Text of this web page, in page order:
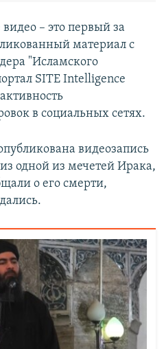
– это первый за
материал с
"Исламского
SITE Intelligence
в социальных сетях.
видеозапись
одной из мечетей Ирака,
о его смерти,